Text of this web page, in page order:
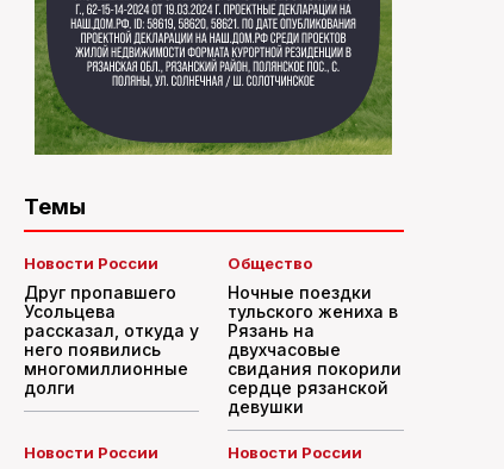
Темы
Новости России
Друг пропавшего
Усольцева
рассказал, откуда у
него появились
многомиллионные
долги
Общество
Ночные поездки
тульского жениха в
Рязань на
двухчасовые
свидания покорили
сердце рязанской
девушки
Новости России Новости России